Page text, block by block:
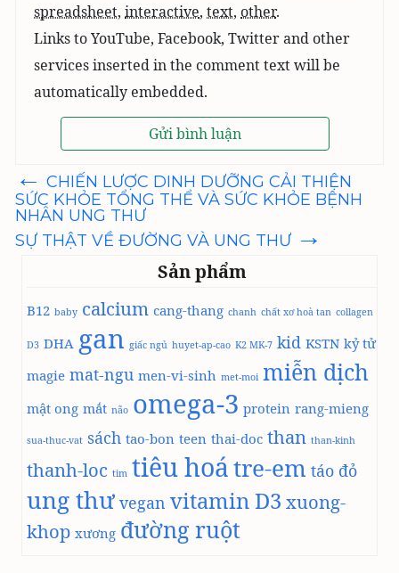
spreadsheet, interactive, text, other.
Links to YouTube, Facebook, Twitter and other
services inserted in the comment text will be
automatically embedded.
Điều
hướng
bài
viết
← CHIẾN LƯỢC DINH DƯỠNG CẢI THIỆN
SỨC KHỎE TỔNG THỂ VÀ SỨC KHỎE BỆNH
NHÂN UNG THƯ
SỰ THẬT VỀ ĐƯỜNG VÀ UNG THƯ →
Sản phẩm
B12 baby calcium cang-thang chanh chất xơ hoà tan collagen
D3 DHA gan giấc ngủ huyet-ap-cao K2 MK-7 kid KSTN kỷ tử
magie mat-ngu men-vi-sinh met-moi miễn dịch
mật ong mắt não omega-3 protein rang-mieng
sua-thuc-vat sách tao-bon teen thai-doc than than-kinh
thanh-loc tim tiêu hoátre-em táo đỏ
ung thư vegan vitamin D3 xuong-
khop xương đường ruột